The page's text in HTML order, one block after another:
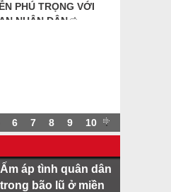
PHÚ TRỌNG VỚI
NHÂN DÂN
6 7 8 9 10 .
Ấm áp tình quân dân
trong bão lũ ở miền